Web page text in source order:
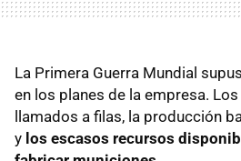
La Primera Guerra Mundial
en los planes de la empresa.
llamados a filas, la producción
y los escasos recursos